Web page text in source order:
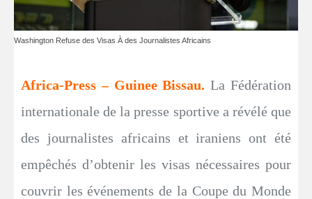
Washington Refuse des Visas À des Journalistes Africains
Africa-Press – Guinee Bissau.La Fédération
internationale de la presse sportive a révélé que
des journalistes africains et iraniens ont été
empêchés d’obtenir les visas nécessaires pour
couvrir les événements de la Coupe du Monde